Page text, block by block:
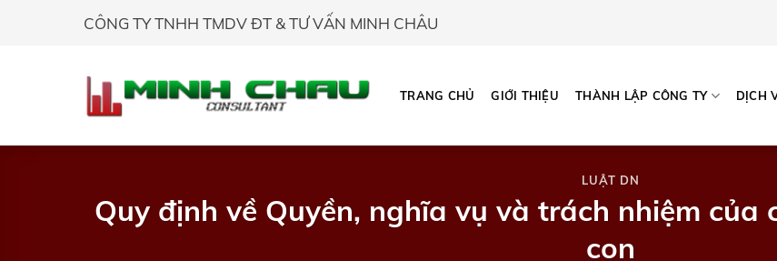
CÔNG TY TNHH TMDV ĐT & TƯ VẤN MINH CHÂU
TRANG CHỦ GIỚI THIỆU THÀNH LẬP CÔNG TY DỊCH
LUẬT DN
Quy định về Quyền, nghĩa vụ và trách nhiệm
con